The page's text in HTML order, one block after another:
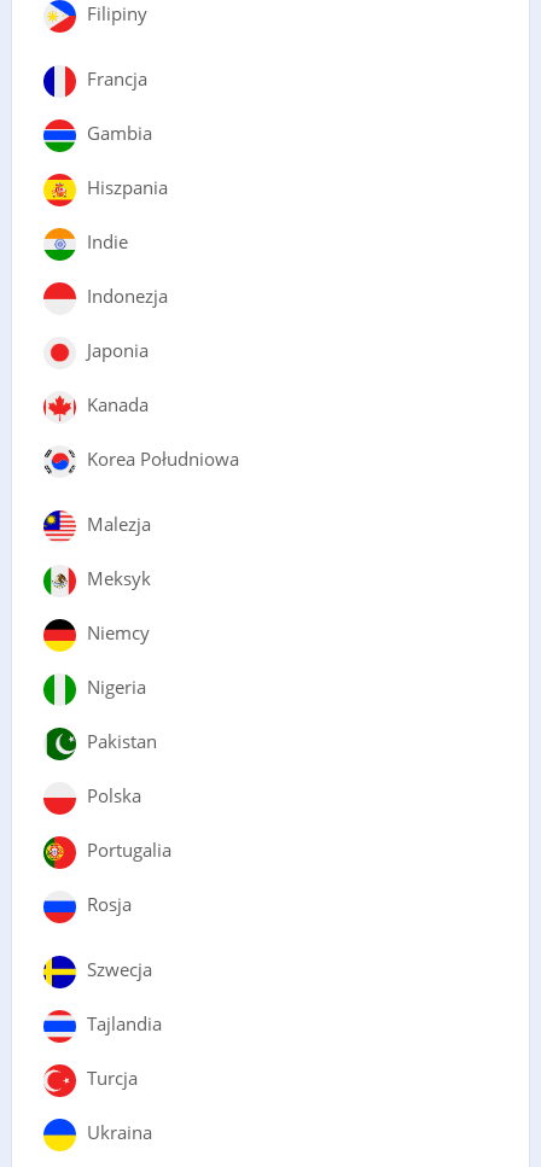
Filipiny
Francja
Gambia
Hiszpania
Indie
Indonezja
Japonia
Kanada
Korea Południowa
Malezja
Meksyk
Niemcy
Nigeria
Pakistan
Polska
Portugalia
Rosja
Szwecja
Tajlandia
Turcja
Ukraina